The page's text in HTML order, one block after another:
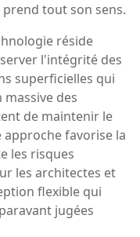
prend tout son sens.
réside
l'intégrité des
superficielles qui
des
de maintenir le
favorise la
les risques
les architectes et
flexible qui
jugées